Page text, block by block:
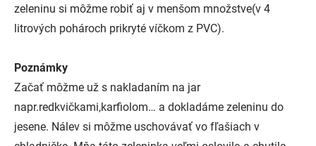
zeleninu si môžme robiť aj v menšom množstve(v 4
litrových pohároch prikryté víčkom z PVC).
Poznámky
Začať môžme už s nakladaním na jar
napr.redkvičkami,karfiolom… a dokladáme zeleninu do
jesene. Nálev si môžme uschovávať vo fľašiach v